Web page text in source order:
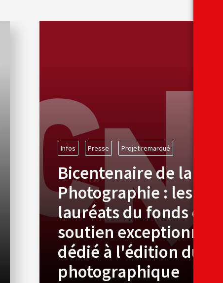
Infos Presse Projet remarqué
Bicentenaire de la
Photographie : les
lauréats du fonds de
soutien exceptionnel
dédié à l'édition du
photographique